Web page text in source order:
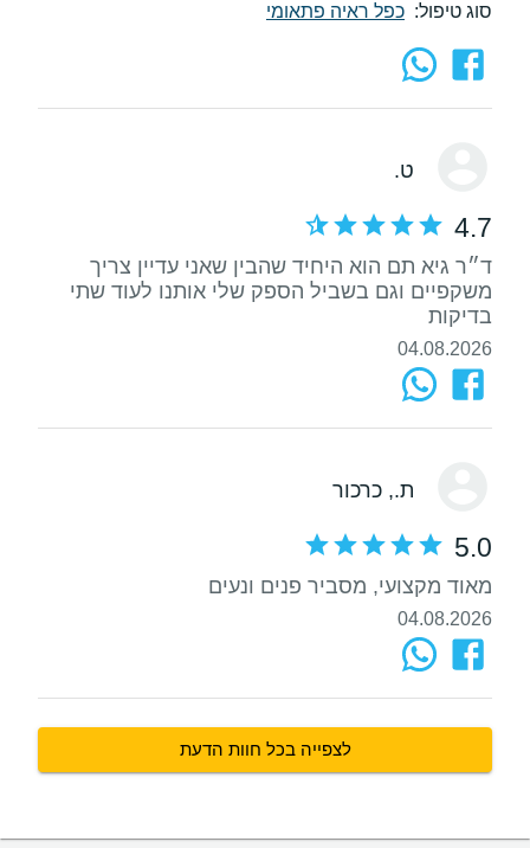
סוג טיפול: כפל ראיה פתאומי
ט.
4.7
ד״ר גיא תם הוא היחיד שהבין שאני עדיין צריך
משקפיים וגם בשביל הספק שלי אותנו לעוד שתי
בדיקות
04.08.2026
ת., כרכור
5.0
מאוד מקצועי, מסביר פנים ונעים
04.08.2026
לצפייה בכל חוות הדעת